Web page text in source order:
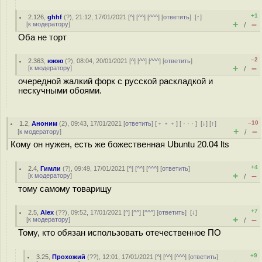
2.126 ,ghhf (?), 21:12, 17/01/2021 [^] [^^] [^^^] [ответить][↑]
[к модератору]
+1
+ / –
Оба не торт
2.363 ,ююю (?), 08:04, 20/01/2021 [^] [^^] [^^^] [ответить]
[к модератору]
–2
+ / –
очередной жалкий форк с русской раскладкой и
нескучными обоями.
1.2 ,Аноним (2), 09:43, 17/01/2021 [ответить] [ ﹢﹢﹢] [ · · ·][↓] [↑]
[к модератору]
–10
+ / –
Кому он нужен, есть же божественная Ubuntu 20.04 lts
2.4 ,Гимли (?), 09:49, 17/01/2021 [^] [^^] [^^^] [ответить]
[к модератору]
+4
+ / –
тому самому товарищу
2.5 ,Alex (??), 09:52, 17/01/2021 [^] [^^] [^^^] [ответить][↓]
[к модератору]
+7
+ / –
Тому, кто обязан использовать отечественное ПО
3.25 ,Прохожий (??), 12:01, 17/01/2021 [^] [^^] [^^^] [ответить]
+9